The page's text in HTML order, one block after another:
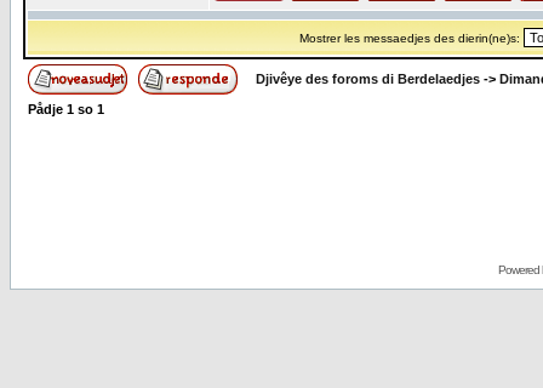
Mostrer les messaedjes des dierin(ne)s:
Djivêye des foroms di Berdelaedjes ->
Pådje 1 so 1
Powered